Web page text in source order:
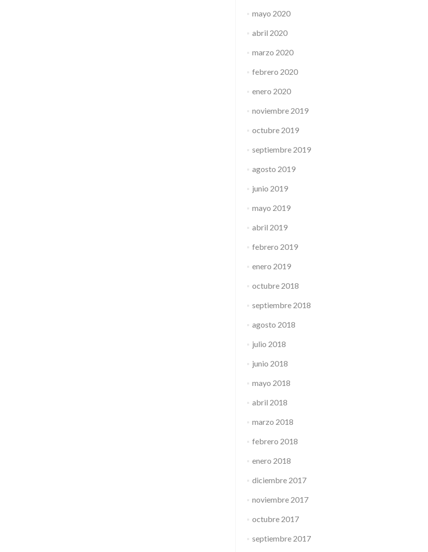
mayo 2020
abril 2020
marzo 2020
febrero 2020
enero 2020
noviembre 2019
octubre 2019
septiembre 2019
agosto 2019
junio 2019
mayo 2019
abril 2019
febrero 2019
enero 2019
octubre 2018
septiembre 2018
agosto 2018
julio 2018
junio 2018
mayo 2018
abril 2018
marzo 2018
febrero 2018
enero 2018
diciembre 2017
noviembre 2017
octubre 2017
septiembre 2017